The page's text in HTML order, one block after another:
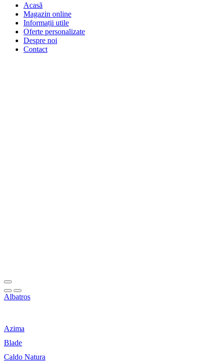
Acasă
Magazin online
Informații utile
Oferte personalizate
Despre noi
Contact
Albatros
Azima
Blade
Caldo Natura